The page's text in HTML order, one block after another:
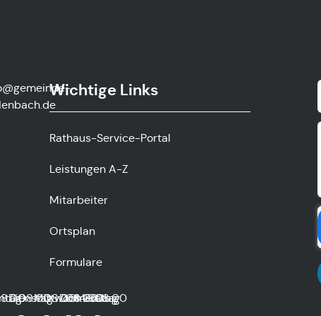
Wichtige Links
Rathaus-Service-Portal
Leistungen A-Z
Mitarbeiter
Ortsplan
Formulare
Dienstag
08:00Mittwoch
08:00Donnerstag
08:00
14:00
Freitag
08:00